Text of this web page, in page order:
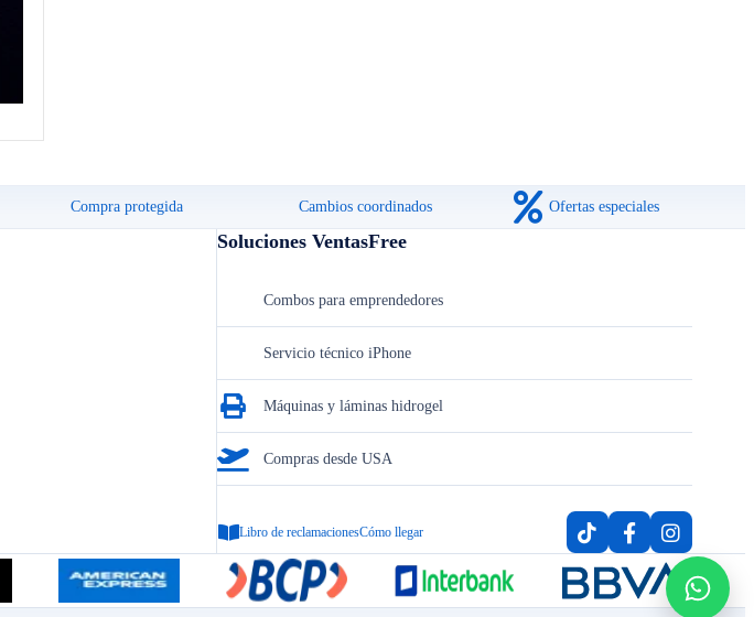
Compra protegida Cambios coordinados Ofertas especiales
Soluciones VentasFree
Combos para emprendedores
Servicio técnico iPhone
Máquinas y láminas hidrogel
Compras desde USA
Libro de reclamacionesCómo llegar